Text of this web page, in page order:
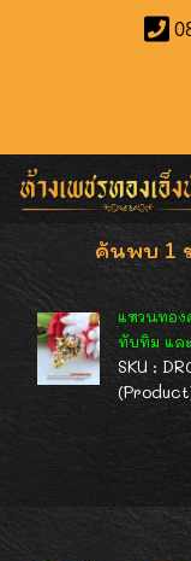
ค้นพบ 1
แหวนทอง
ทับทิม แล
SKU :